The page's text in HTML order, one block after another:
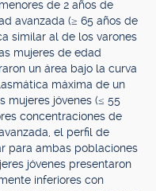
de 2 años de
avanzada (≥ 65 años de
similar al de los varones
mujeres de edad
un área bajo la curva
máxima de un
mujeres jóvenes (≤ 55
concentraciones de
el perfil de
para ambas poblaciones
jóvenes presentaron
inferiores con